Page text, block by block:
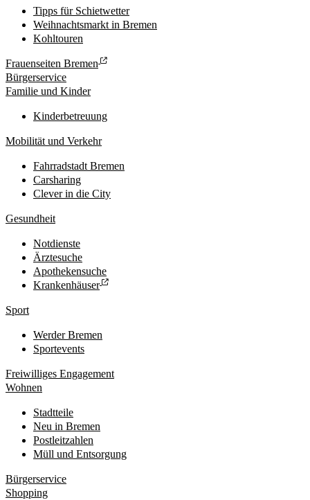
Tipps für Schietwetter
Weihnachtsmarkt in Bremen
Kohltouren
Frauenseiten Bremen
Bürgerservice
Familie und Kinder
Kinderbetreuung
Mobilität und Verkehr
Fahrradstadt Bremen
Carsharing
Clever in die City
Gesundheit
Notdienste
Ärztesuche
Apothekensuche
Krankenhäuser
Sport
Werder Bremen
Sportevents
Freiwilliges Engagement
Wohnen
Stadtteile
Neu in Bremen
Postleitzahlen
Müll und Entsorgung
Bürgerservice
Shopping